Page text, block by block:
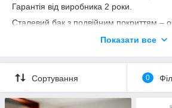
Гарантія від виробника 2 роки.
Сталевий бак з подвійним покриттям –
дачі, літньої кухні, гостьового
манікюрного салону, сільського,
малого бізнесу типу перукарні, кіоску,
фастфуду, СТО, де необхідна гаряча
Показати все
Сортування 0